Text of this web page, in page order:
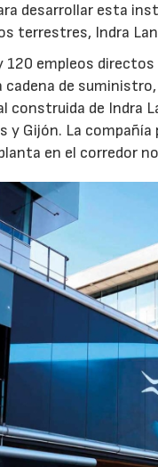
desarrollar esta
terrestres, Indra
120 empleos
de
construida de Indra
Gijón. La
en el corredor